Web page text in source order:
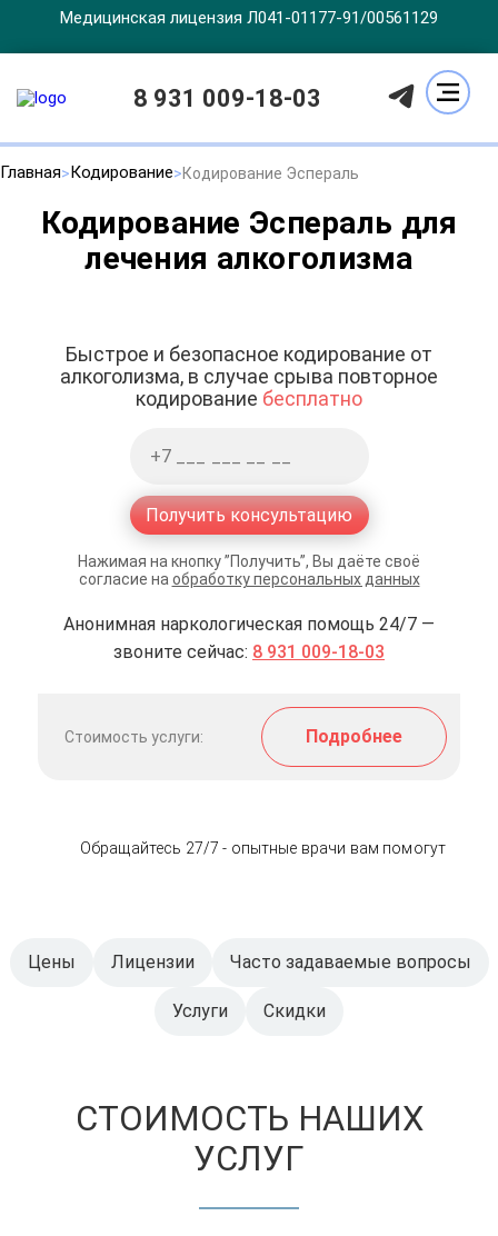
Медицинская лицензия Л041-01177-91/00561129
8 931 009-18-03
Главная Кодирование Кодирование Эспераль
Кодирование Эспераль для
лечения алкоголизма
Быстрое и безопасное кодирование от
алкоголизма, в случае срыва повторное
кодирование бесплатно
Получить консультацию
Нажимая на кнопку ”Получить”, Вы даёте своё
согласие на обработку персональных данных
Анонимная наркологическая помощь 24/7 —
звоните сейчас: 8 931 009-18-03
Стоимость услуги: Подробнее
Обращайтесь 27/7 - опытные врачи вам помогут
Цены Лицензии Часто задаваемые вопросы
Услуги Скидки
СТОИМОСТЬ НАШИХ
УСЛУГ